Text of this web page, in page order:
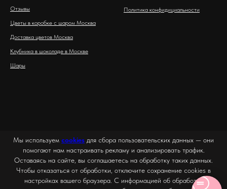
Отзывы
Цветы в коробке с шаром Москва
Доставка цветов Москва
Клубника в шоколаде в Москве
Шары
Политика конфидициальности
Мы используем cookies для сбора пользовательских данных — они
помогают нам настраивать рекламу и анализировать трафик.
Оставаясь на сайте, вы соглашаетесь на обработку таких данных.
Чтобы отказаться от обработки, отключите сохранение cookies в
настройках вашего браузера. С информацией об обработке